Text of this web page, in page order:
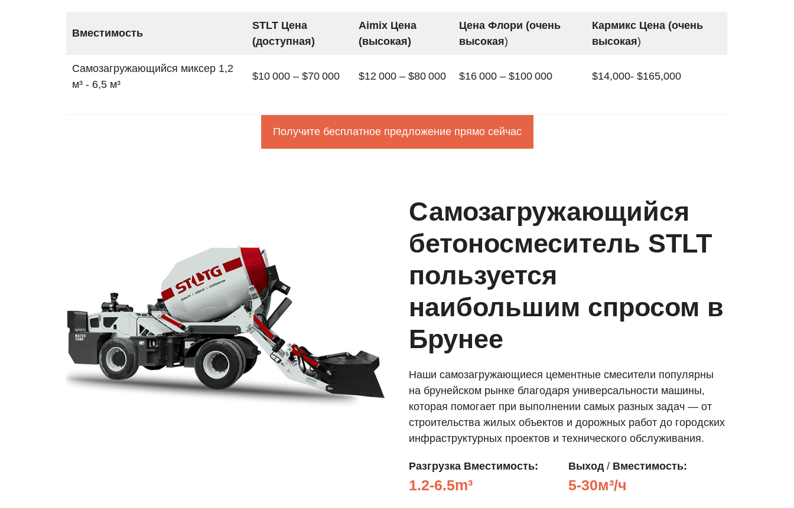
Вместимость
STLT Цена
(доступная)
Aimix Цена
(высокая)
Цена Флори (очень
высокая)
Кармикс Цена (очень
высокая)
Самозагружающийся миксер 1,2
м³ - 6,5 м³
$10 000 – $70 000 $12 000 – $80 000 $16 000 – $100 000 $14,000- $165,000
Получите бесплатное предложение прямо сейчас
Самозагружающийся
бетоносмеситель STLT
пользуется
наибольшим спросом в
Брунее
Наши самозагружающиеся цементные смесители популярны
на брунейском рынке благодаря универсальности машины,
которая помогает при выполнении самых разных задач — от
строительства жилых объектов и дорожных работ до городских
инфраструктурных проектов и технического обслуживания.
Разгрузка Вместимость:
1.2-6.5m³
Выход / Вместимость:
5-30м³/ч